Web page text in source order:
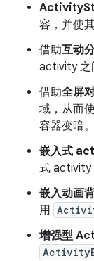
容，并使
借助互动
activity 之
借助全屏
域，从而
容器变暗。
嵌入式
式 activity
嵌入动画
用
增强型